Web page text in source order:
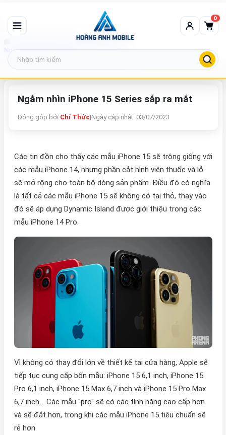
0
Ngắm nhìn iPhone 15 Series sắp ra mắt
Ngắm nhìn iPhone 15 Series sắp ra mắt
Đóng góp bởi:Chí Thức|Ngày cập nhật: 03/07/2023
Các tin đồn cho thấy các mẫu iPhone 15 sẽ trông giống với
các mẫu iPhone 14, nhưng phần cắt hình viên thuốc và lỗ
sẽ mở rộng cho toàn bộ dòng sản phẩm. Điều đó có nghĩa
là tất cả các mẫu iPhone 15 sẽ không có tai thỏ, thay vào
đó sẽ áp dụng Dynamic Island được giới thiệu trong các
mẫu iPhone 14 Pro.
Vì không có thay đổi lớn về thiết kế tại cửa hàng, Apple sẽ
tiếp tục cung cấp bốn mẫu: iPhone 15 6,1 inch, iPhone 15
Pro 6,1 inch, iPhone 15 Max 6,7 inch và iPhone 15 Pro Max
6,7 inch. . Các mẫu "pro" sẽ có các tính năng cao cấp hơn
và sẽ đắt hơn, trong khi các mẫu iPhone 15 tiêu chuẩn sẽ
rẻ hơn.